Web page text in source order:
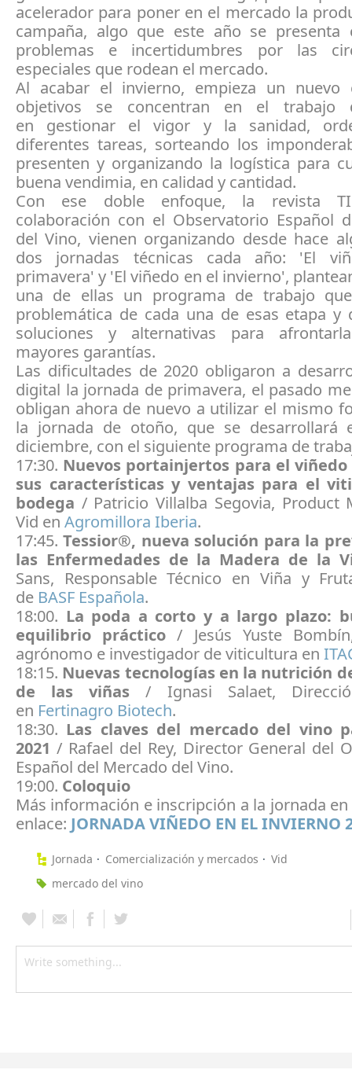
acelerador para poner en el mercado la
campaña, algo que este año se presenta
problemas e incertidumbres por las
especiales que rodean el mercado.
Al acabar el invierno, empieza un nuevo
objetivos se concentran en el trabajo
en gestionar el vigor y la sanidad,
diferentes tareas, sorteando los
presenten y organizando la logística para
buena vendimia, en calidad y cantidad.
Con ese doble enfoque, la revista
colaboración con el Observatorio Español
del Vino, vienen organizando desde hace
dos jornadas técnicas cada año: 'El
primavera' y 'El viñedo en el invierno',
una de ellas un programa de trabajo
problemática de cada una de esas etapa y
soluciones y alternativas para
mayores garantías.
Las dificultades de 2020 obligaron a
digital la jornada de primavera, el pasado
obligan ahora de nuevo a utilizar el mismo
la jornada de otoño, que se desarrollará
diciembre, con el siguiente programa de
17:30. Nuevos portainjertos para el
sus características y ventajas para el
bodega / Patricio Villalba Segovia, Product
Vid en Agromillora Iberia.
17:45.Tessior®, nueva solución para la
las Enfermedades de la Madera de la
Sans, Responsable Técnico en Viña y
de BASF Española.
18:00. La poda a corto y a largo plazo:
equilibrio práctico/ Jesús Yuste
agrónomo e investigador de viticultura en
18:15. Nuevas tecnologías en la nutrición
de las viñas/ Ignasi Salaet,
en Fertinagro Biotech.
18:30. Las claves del mercado del vino
2021 / Rafael del Rey, Director General del
Español del Mercado del Vino.
19:00. Coloquio
Más información e inscripción a la jornada
enlace: JORNADA VIÑEDO EN EL INVIERNO
Jornada Comercialización y mercados
Vid
mercado del vino